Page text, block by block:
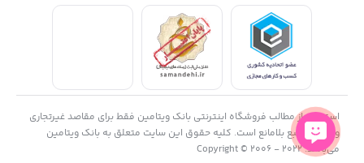
بزرگ‌ترین فروشگاه اینترنتی ایران تبدیل شود. به محض ورود به سایت
دیجی‌کالا با دنیایی از کالا رو به رو می‌شوید! هر آنچه که نیاز دارید و به ذهن
شما خطور می‌کند در اینجا پیدا خواهید کرد.
استفاده از مطالب فروشگاه اینترنتی بانک ویتامین فقط برای مقاصد غیرتجاری
و با ذکر منبع بلامانع است. کلیه حقوق این سایت متعلق به بانک ویتامین
می‌باشد. Copyright © 2006 - 2022